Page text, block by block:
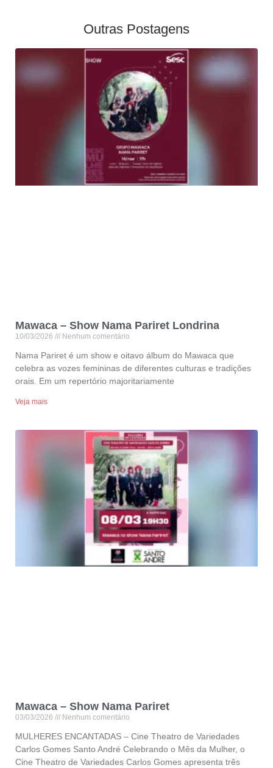
Outras Postagens
Mawaca – Show Nama Pariret Londrina
10/03/2026 Nenhum comentário
Nama Pariret é um show e oitavo álbum do Mawaca que
celebra as vozes femininas de diferentes culturas e tradições
orais. Em um repertório majoritariamente
Veja mais
Mawaca – Show Nama Pariret
03/03/2026 Nenhum comentário
MULHERES ENCANTADAS – Cine Theatro de Variedades
Carlos Gomes Santo André Celebrando o Mês da Mulher, o
Cine Theatro de Variedades Carlos Gomes apresenta três